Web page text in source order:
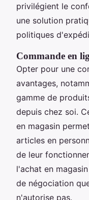
privilégient le
une solution
politiques
Commande en
Opter pour une
avantages,
gamme de
depuis chez soi.
en magasin
articles en
de leur
l'achat en
de négociation
n'autorise pas.